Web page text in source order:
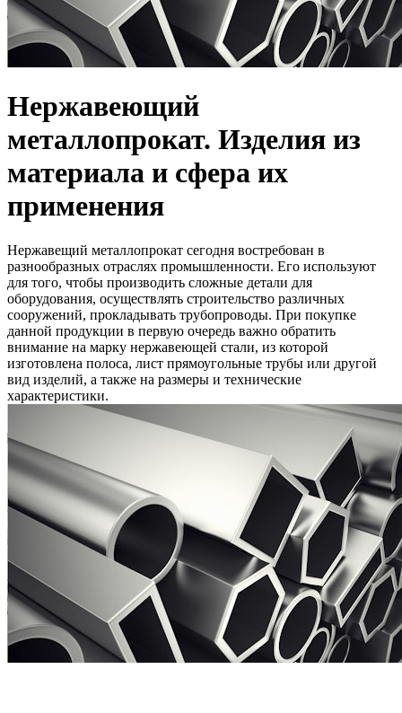
Нержавеющий
металлопрокат. Изделия из
материала и сфера их
применения
Нержавещий металлопрокат сегодня востребован в
разнообразных отраслях промышленности. Его используют
для того, чтобы производить сложные детали для
оборудования, осуществлять строительство различных
сооружений, прокладывать трубопроводы. При покупке
данной продукции в первую очередь важно обратить
внимание на марку нержавеющей стали, из которой
изготовлена полоса, лист прямоугольные трубы или другой
вид изделий, а также на размеры и технические
характеристики.